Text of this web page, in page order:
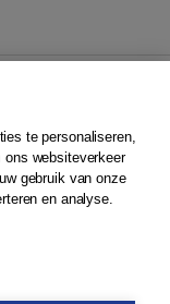
te personaliseren,
websiteverkeer
gebruik van onze
en analyse.